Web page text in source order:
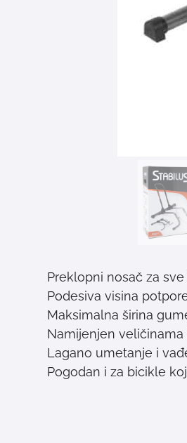
Preklopni nosač za
Podesiva visina
Maksimalna širina
Namijenjen veličinama
Lagano umetanje i
Pogodan i za bicikle